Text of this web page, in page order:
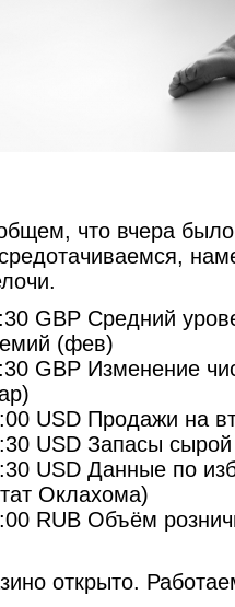
что вчера
GBP Средний
(фев)
GBP Изменение
USD Продажи на
USD Запасы
USD Данные по
Оклахома)
RUB Объём
открыто.